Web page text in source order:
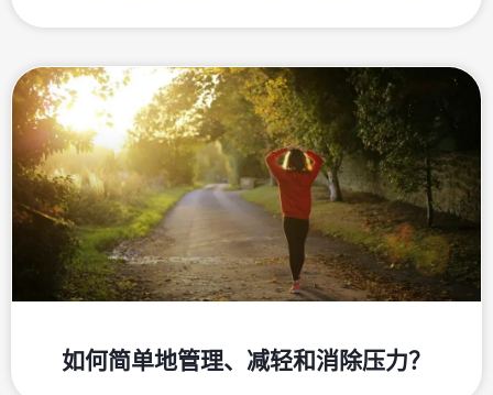
如何简单地管理、减轻和消除压力？